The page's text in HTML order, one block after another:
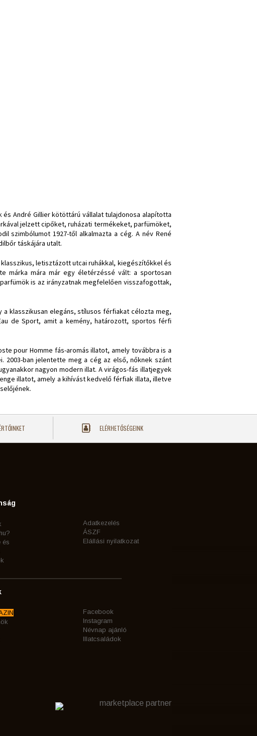
André Gillier kötöttárú vállalat tulajdonosa alapította
jelzett cipőket, ruházati termékeket, parfümöket,
szimbólumot 1927-től alkalmazta a cég. A név René
táskájára utalt.
letisztázott utcai ruhákkal, kiegészítőkkel és
márka mára már egy életérzéssé vált: a sportosan
is az irányzatnak megfelelően visszafogottak,
klasszikusan elegáns, stílusos férfiakat célozta meg,
de Sport, amit a kemény, határozott, sportos férfi
pour Homme fás-aromás illatot, amely továbbra is a
ban jelentette meg a cég az első, nőknek szánt
nagyon modern illat. A virágos-fás illatjegyek
illatot, amely a kihívást kedvelő férfiak illata, illetve
ELÉRHETŐSÉGEINK
és
Adatkezelés
ÁSZF
Elállási nyilatkozat
Facebook
Instagram
Névnap ajánló
Illatcsaládok
marketplace partner